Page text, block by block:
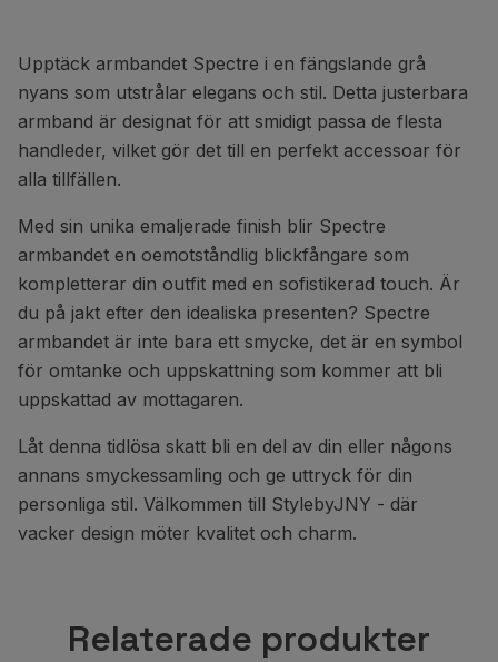
Upptäck armbandet Spectre i en fängslande grå
nyans som utstrålar elegans och stil. Detta justerbara
armband är designat för att smidigt passa de flesta
handleder, vilket gör det till en perfekt accessoar för
alla tillfällen.
Med sin unika emaljerade finish blir Spectre
armbandet en oemotståndlig blickfångare som
kompletterar din outfit med en sofistikerad touch. Är
du på jakt efter den idealiska presenten? Spectre
armbandet är inte bara ett smycke, det är en symbol
för omtanke och uppskattning som kommer att bli
uppskattad av mottagaren.
Låt denna tidlösa skatt bli en del av din eller någons
annans smyckessamling och ge uttryck för din
personliga stil. Välkommen till StylebyJNY - där
vacker design möter kvalitet och charm.
Relaterade produkter